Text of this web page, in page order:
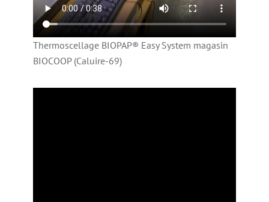
Thermoscellage BIOPAP® Easy System magasin
BIOCOOP (Caluire-69)